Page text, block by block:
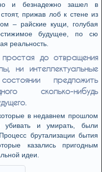
и безнадежно зашел в
прижав лоб к стене из
– райские кущи, голубая
будущее, по сю
реальность.
до отвращения
ни интеллектуальные
предложить
сколько-нибудь
в недавнем прошлом
убивать и умирать, были
брутализации бытия
казались пригодным
идеи.